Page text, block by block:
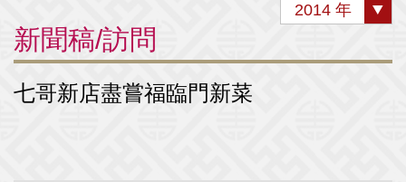
2014 年
新聞稿/訪問
七哥新店盡嘗福臨門新菜